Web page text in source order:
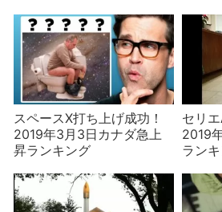
スペースX打ち上げ成功！
2019年3月3日カナダ急上
昇ランキング
セリ
2019
ラン